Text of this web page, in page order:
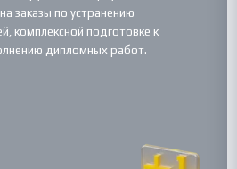
заказы по устранению
комплексной подготовке к
дипломных работ.